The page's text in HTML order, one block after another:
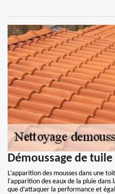
Démoussage de tuile
L’apparition des mousses dans une
l'apparition des eaux de la pluie dans
que d’attaquer la performance et